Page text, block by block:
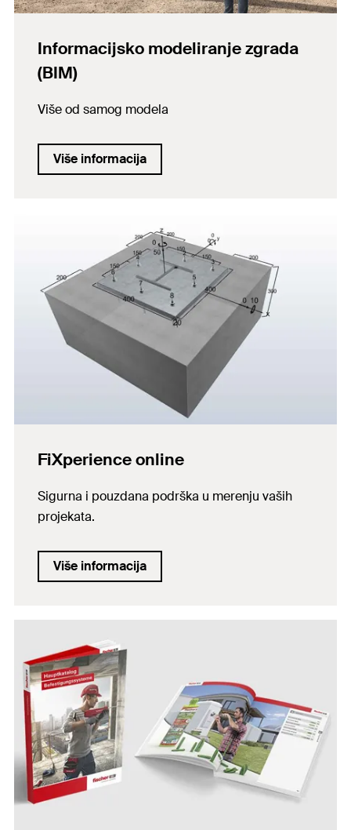
Informacijsko modeliranje zgrada
(BIM)
Više od samog modela
Više informacija
FiXperience online
Sigurna i pouzdana podrška u merenju vaših
projekata.
Više informacija